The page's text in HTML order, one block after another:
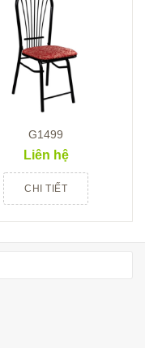
G1499
Liên hệ
CHI TIẾT